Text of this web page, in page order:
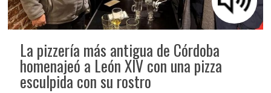
La pizzería más antigua de Córdoba
homenajeó a León XIV con una pizza
esculpida con su rostro